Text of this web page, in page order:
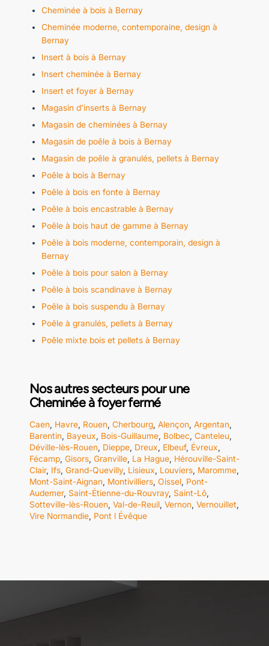
Cheminée à bois à Bernay
Cheminée moderne, contemporaine, design à
Bernay
Insert à bois à Bernay
Insert cheminée à Bernay
Insert et foyer à Bernay
Magasin d’inserts à Bernay
Magasin de cheminées à Bernay
Magasin de poêle à bois à Bernay
Magasin de poêle à granulés, pellets à Bernay
Poêle à bois à Bernay
Poêle à bois en fonte à Bernay
Poêle à bois encastrable à Bernay
Poêle à bois haut de gamme à Bernay
Poêle à bois moderne, contemporain, design à
Bernay
Poêle à bois pour salon à Bernay
Poêle à bois scandinave à Bernay
Poêle à bois suspendu à Bernay
Poêle à granulés, pellets à Bernay
Poêle mixte bois et pellets à Bernay
Nos autres secteurs pour une
Cheminée à foyer fermé
Caen, Havre, Rouen, Cherbourg, Alençon, Argentan,
Barentin, Bayeux, Bois-Guillaume, Bolbec, Canteleu,
Déville-lès-Rouen, Dieppe, Dreux, Elbeuf, Évreux,
Fécamp, Gisors, Granville, La Hague, Hérouville-Saint-
Clair, Ifs, Grand-Quevilly, Lisieux, Louviers, Maromme,
Mont-Saint-Aignan, Montivilliers, Oissel, Pont-
Audemer, Saint-Étienne-du-Rouvray, Saint-Lô,
Sotteville-lès-Rouen, Val-de-Reuil, Vernon, Vernouillet,
Vire Normandie, Pont l Évêque